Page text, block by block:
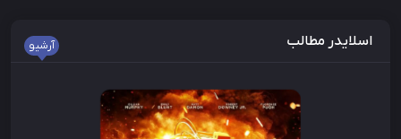
اسلایدر مطالب آرشیو